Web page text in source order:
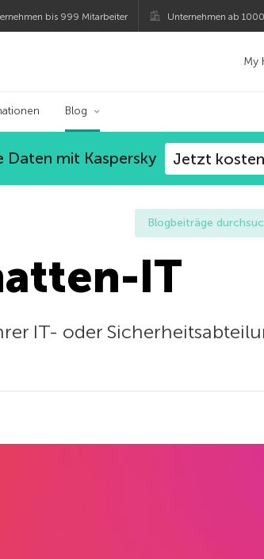
bis 999 Mitarbeiter Unternehmen ab
My
Blog
Daten mit Kaspersky Jetzt
IT
IT- oder